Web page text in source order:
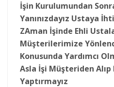
İşin Kurulumundan
Yanınızdayız Ustaya
ZAman İşinde Ehli
Müşterilerimize
Konusunda Yardımcı
Asla İşi Müşteriden
Yaptırmayız